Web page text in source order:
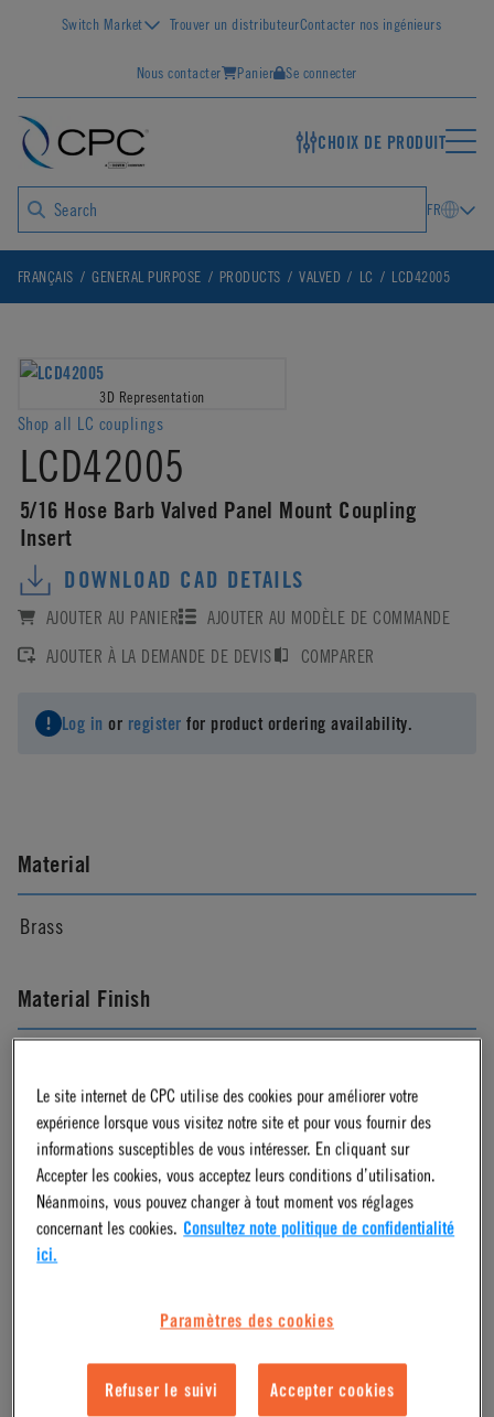
Switch Market Trouver un distributeurContacter nos ingénieurs
Nous contacter Panier Se connecter
CHOIX DE PRODUIT
FR
FRANÇAIS GENERAL PURPOSE PRODUCTS VALVED LC LCD42005
3D Representation
Shop all LC couplings
LCD42005
5/16 Hose Barb Valved Panel Mount Coupling
Insert
DOWNLOAD CAD DETAILS
AJOUTER AU PANIER
AJOUTER AU MODÈLE DE COMMANDE
AJOUTER À LA DEMANDE DE DEVIS
COMPARER
Log in or register for product ordering availability.
Material
Brass
Material Finish
Pressure Range
Vacuum to 250 psi, 17.3 bar
Color
Mounting Option
Le site internet de CPC utilise des cookies pour améliorer votre
expérience lorsque vous visitez notre site et pour vous fournir des
informations susceptibles de vous intéresser. En cliquant sur
Accepter les cookies, vous acceptez leurs conditions d’utilisation.
Néanmoins, vous pouvez changer à tout moment vos réglages
concernant les cookies. Consultez note politique de confidentialité
ici.
Paramètres des cookies
Refuser le suivi Accepter cookies